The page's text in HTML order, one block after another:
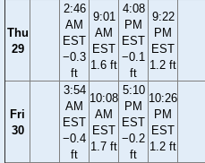
Thu
29
2:46
AM
EST
−0.3
ft
9:01
AM
EST
1.6 ft
4:08
PM
EST
−0.1
ft
9:22
PM
EST
1.2 ft
Fri
30
3:54
AM
EST
−0.4
ft
10:08
AM
EST
1.7 ft
5:10
PM
EST
−0.2
ft
10:26
PM
EST
1.2 ft